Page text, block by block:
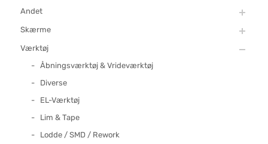
Andet
Skærme
Værktøj
Åbningsværktøj & Vrideværktøj
Diverse
EL-Værktøj
Lim & Tape
Lodde / SMD / Rework